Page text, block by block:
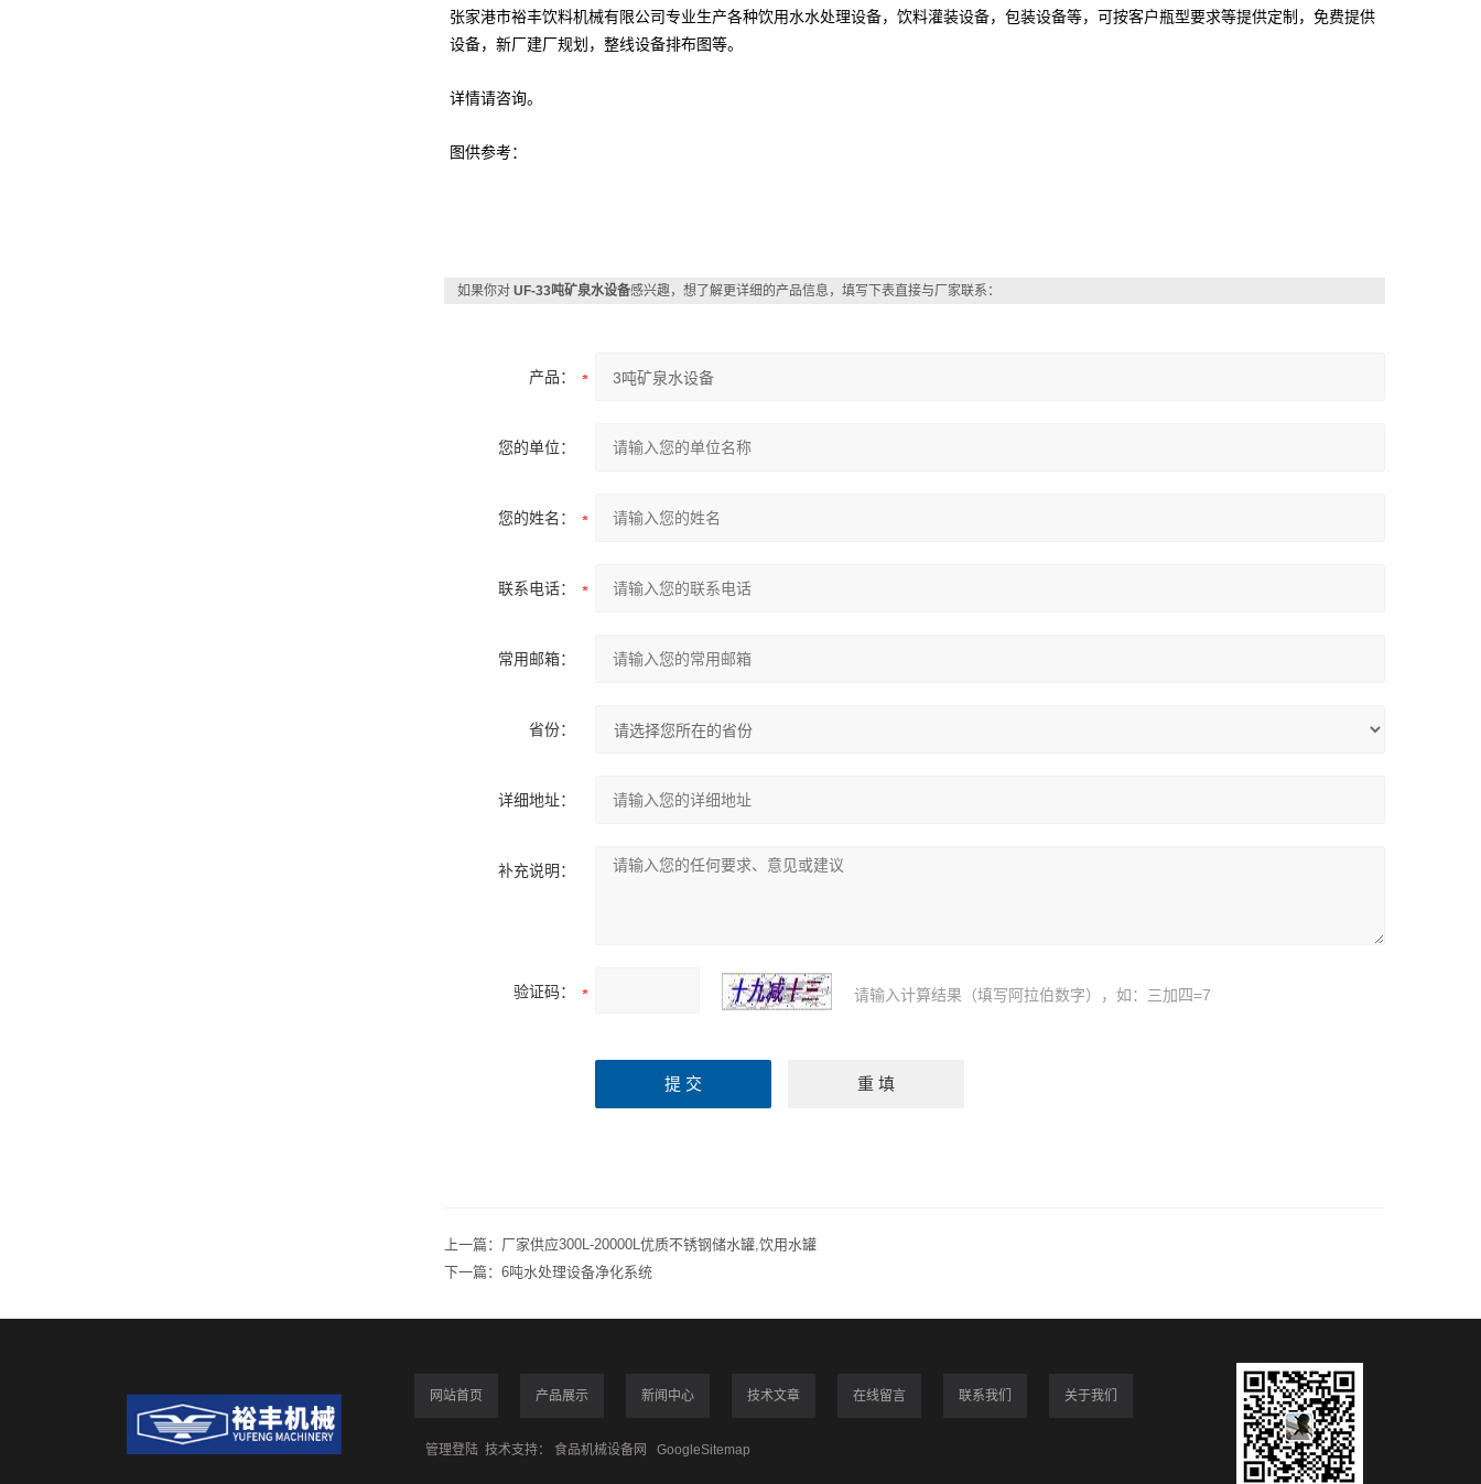
张家港市裕丰饮料机械有限公司专业生产各种饮用水水处理设备，饮料灌装设备，包装设备等，可按客户瓶型要求等提供定制，免费提供
设备，新厂建厂规划，整线设备排布图等。
详情请咨询。
图供参考：
如果你对 UF-33吨矿泉水设备感兴趣，想了解更详细的产品信息，填写下表直接与厂家联系：
产品：
您的单位：
您的姓名：
联系电话：
常用邮箱：
省份：
详细地址：
补充说明：
验证码： 请输入计算结果（填写阿拉伯数字），如：三加四=7
上一篇： 厂家供应300L-20000L优质不锈钢储水罐,饮用水罐
下一篇： 6吨水处理设备净化系统
网站首页 产品展示 新闻中心 技术文章 在线留言 联系我们 关于我们
管理登陆 技术支持： 食品机械设备网 GoogleSitemap